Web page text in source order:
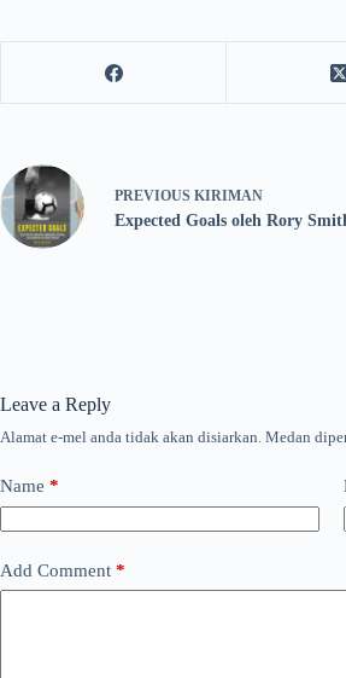
PREVIOUS KIRIMAN
Expected Goals oleh Rory
Leave a Reply
Alamat e-mel anda tidak akan disiarkan. Medan
Name *
Add Comment *